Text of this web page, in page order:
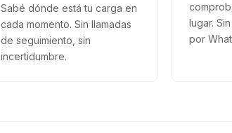
Sabé dónde está tu carga en
cada momento. Sin llamadas
de seguimiento, sin
incertidumbre.
lugar.
por